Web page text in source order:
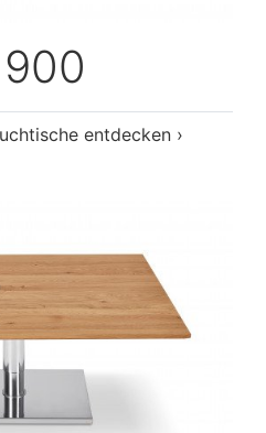
entdecken ›